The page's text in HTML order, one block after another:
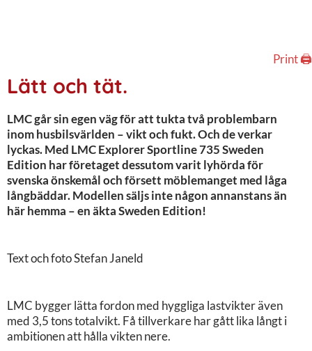
Print 🖨
Lätt och tät.
LMC går sin egen väg för att tukta två problembarn
inom husbilsvärlden – vikt och fukt. Och de verkar
lyckas. Med LMC Explorer Sportline 735 Sweden
Edition har företaget dessutom varit lyhörda för
svenska önskemål och försett möblemanget med låga
långbäddar. Modellen säljs inte någon annanstans än
här hemma – en äkta Sweden Edition!
Text och foto Stefan Janeld
LMC bygger lätta fordon med hyggliga lastvikter även
med 3,5 tons totalvikt. Få tillverkare har gått lika långt i
ambitionen att hålla vikten nere.